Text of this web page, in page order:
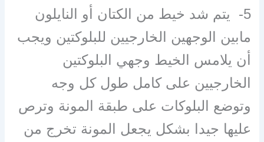
5- يتم شد خيط من الكتان أو النايلون
مابين الوجهين الخارجيين للبلوكتين ويجب
أن يلامس الخيط وجهي البلوكتين
الخارجيين على كامل طول كل وجه
وتوضع البلوكات على طبقة المونة وترص
عليها جيدا بشكل يجعل المونة تخرج من